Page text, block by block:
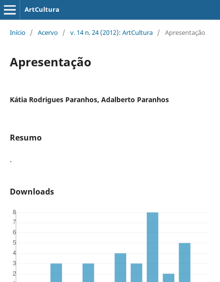
ArtCultura
Início / Acervo / v. 14 n. 24 (2012): ArtCultura / Apresentação
Apresentação
Kátia Rodrigues Paranhos, Adalberto Paranhos
Resumo
.
Downloads